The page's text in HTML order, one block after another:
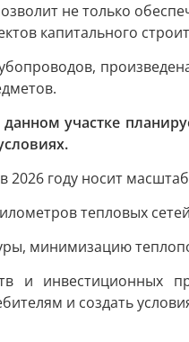
не только
капитального
участке
году носит
тепловых
минимизацию
и инвестиционных
и создать